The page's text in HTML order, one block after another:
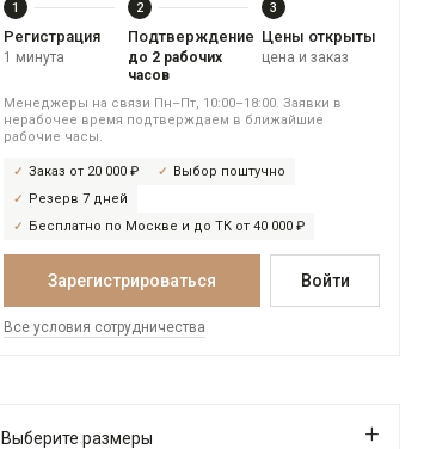
1
Регистрация
1 минута
2
Подтверждение
до 2 рабочих
часов
3
Цены открыты
цена и заказ
Менеджеры на связи Пн–Пт, 10:00–18:00. Заявки в
нерабочее время подтверждаем в ближайшие
рабочие часы.
Заказ от 20 000 ₽
Выбор поштучно
Резерв 7 дней
Бесплатно по Москве и до ТК от 40 000 ₽
Зарегистрироваться Войти
Все условия сотрудничества
Выберите размеры